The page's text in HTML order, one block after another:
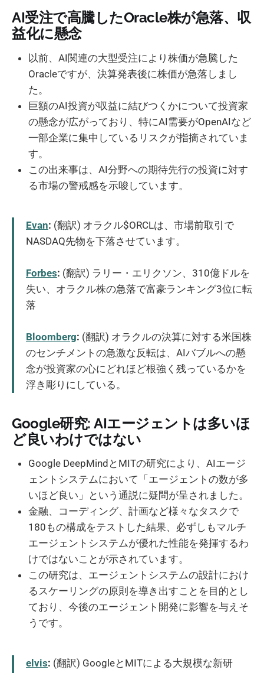
AI受注で高騰したOracle株が急落、収
益化に懸念
以前、AI関連の大型受注により株価が急騰した
Oracleですが、決算発表後に株価が急落しまし
た。
巨額のAI投資が収益に結びつくかについて投資家
の懸念が広がっており、特にAI需要がOpenAIなど
一部企業に集中しているリスクが指摘されていま
す。
この出来事は、AI分野への期待先行の投資に対す
る市場の警戒感を示唆しています。
Evan: (翻訳) オラクル$ORCLは、市場前取引で
NASDAQ先物を下落させています。
Forbes: (翻訳) ラリー・エリクソン、310億ドルを
失い、オラクル株の急落で富豪ランキング3位に転
落
Bloomberg: (翻訳) オラクルの決算に対する米国株
のセンチメントの急激な反転は、AIバブルへの懸
念が投資家の心にどれほど根強く残っているかを
浮き彫りにしている。
Google研究: AIエージェントは多いほ
ど良いわけではない
Google DeepMindとMITの研究により、AIエージ
ェントシステムにおいて「エージェントの数が多
いほど良い」という通説に疑問が呈されました。
金融、コーディング、計画など様々なタスクで
180もの構成をテストした結果、必ずしもマルチ
エージェントシステムが優れた性能を発揮するわ
けではないことが示されています。
この研究は、エージェントシステムの設計におけ
るスケーリングの原則を導き出すことを目的とし
ており、今後のエージェント開発に影響を与えそ
うです。
elvis: (翻訳) GoogleとMITによる大規模な新研